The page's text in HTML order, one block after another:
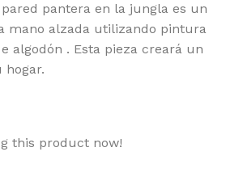
pantera en la jungla es un
mano alzada utilizando pintura
algodón . Esta pieza creará un
hogar.
this product now!